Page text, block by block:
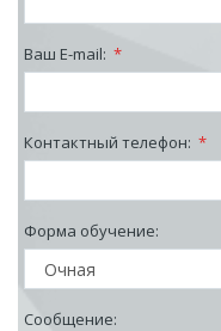
Ваш E-mail: *
Контактный телефон: *
Форма обучение:
Сообщение: